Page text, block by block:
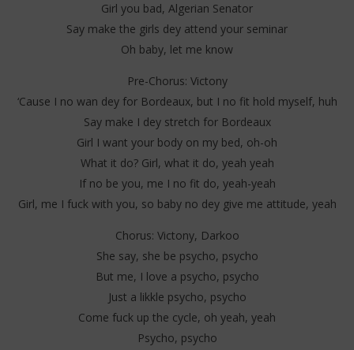
Girl you bad, Algerian Senator
Say make the girls dey attend your seminar
Oh baby, let me know
Pre-Chorus: Victony
‘Cause I no wan dey for Bordeaux, but I no fit hold myself, huh
Say make I dey stretch for Bordeaux
Girl I want your body on my bed, oh-oh
What it do? Girl, what it do, yeah yeah
If no be you, mе I no fit do, yeah-yeah
Girl, me I fuck with you, so baby no dеy give me attitude, yeah
Chorus: Victony, Darkoo
She say, she be psycho, psycho
But me, I love a psycho, psycho
Just a likkle psycho, psycho
Come fuck up the cycle, oh yeah, yeah
Psycho, psycho